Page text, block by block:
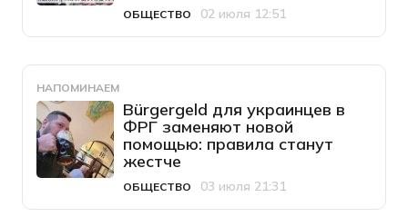
Категория
ОБЩЕСТВО
Дата публикации
02 июля 12:51
НАПОМИНАЕМ
Bürgergeld для украинцев в
ФРГ заменяют новой
помощью: правила станут
жестче
Категория
ОБЩЕСТВО
Дата публикации
03 июля 21:31